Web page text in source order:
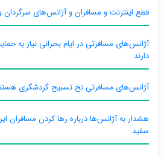
قطع اینترنت و مسافران و آژانس‌های
آژانس‌های مسافرتی در ایام بحرانی نیاز به
دارند
آژانس‌های مسافرتی نخ تسبیح گردشگری
هشدار به آژانس‌ها درباره رها کردن مسافران
سفید